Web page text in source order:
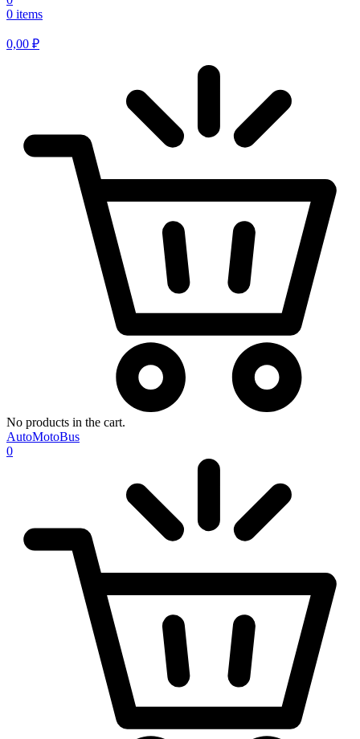
0 items
0,00 ₽
No products in the cart.
AutoMotoBus
0